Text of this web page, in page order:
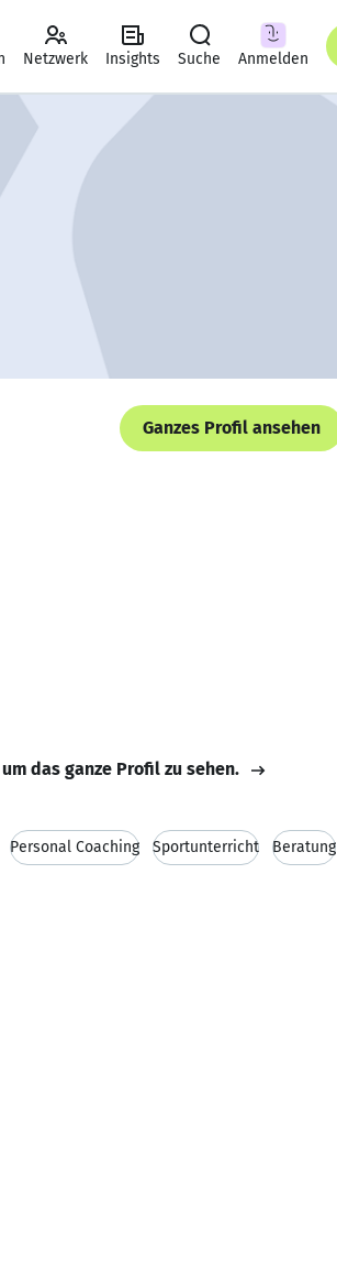
Netzwerk Insights Suche Anmelden
Ganzes Profil ansehen
das ganze Profil zu sehen.
Personal Coaching Sportunterricht Beratung